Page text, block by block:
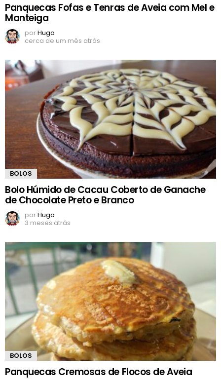
Panquecas Fofas e Tenras de Aveia com Mel e
Manteiga
porHugo
cerca de um mês atrás
BOLOS
Bolo Húmido de Cacau Coberto de Ganache
de Chocolate Preto e Branco
porHugo
3 meses atrás
BOLOS
Panquecas Cremosas de Flocos de Aveia